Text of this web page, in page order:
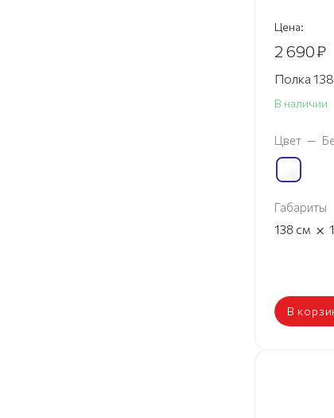
Цена:
2 690₽
Полка
В наличии
Цвет —
Габариты
138 см ×
В